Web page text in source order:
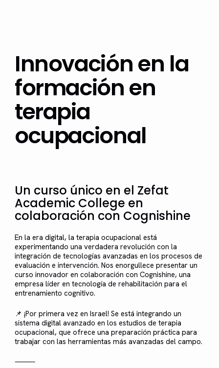
Innovación en la
formación en
terapia
ocupacional
Un curso único en el Zefat
Academic College en
colaboración con Cognishine
En la era digital, la terapia ocupacional está
experimentando una verdadera revolución con la
integración de tecnologías avanzadas en los procesos de
evaluación e intervención. Nos enorgullece presentar un
curso innovador en colaboración con Cognishine, una
empresa líder en tecnología de rehabilitación para el
entrenamiento cognitivo.
📌 ¡Por primera vez en Israel! Se está integrando un
sistema digital avanzado en los estudios de terapia
ocupacional, que ofrece una preparación práctica para
trabajar con las herramientas más avanzadas del campo.
⸻